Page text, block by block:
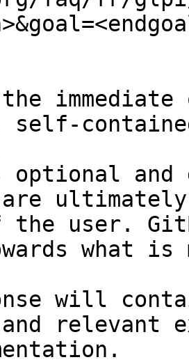
self-
and
the user.
what
will
relevant